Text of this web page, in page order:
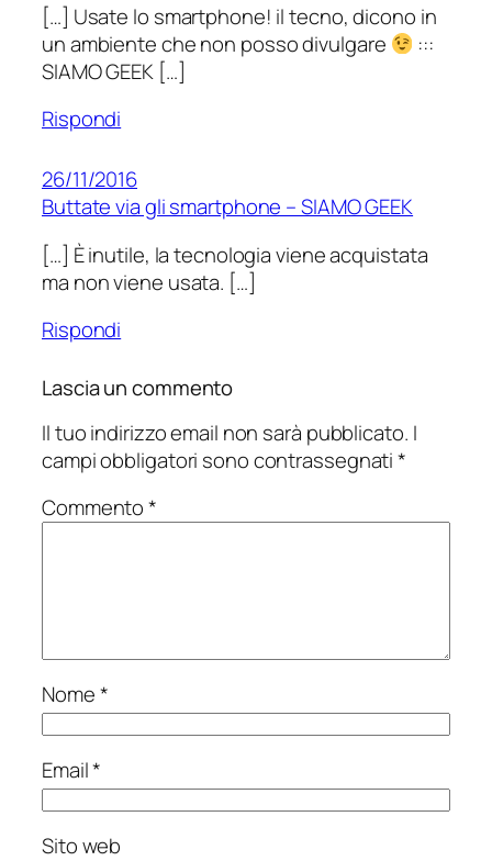
[…] Usate lo smartphone! il tecno, dicono in
un ambiente che non posso divulgare
:::
SIAMO GEEK […]
Rispondi
26/11/2016
Buttate via gli smartphone – SIAMO GEEK
[…] È inutile, la tecnologia viene acquistata
ma non viene usata. […]
Rispondi
Lascia un commento
Il tuo indirizzo email non sarà pubblicato. I
campi obbligatori sono contrassegnati*
Commento*
Nome*
Email*
Sito web